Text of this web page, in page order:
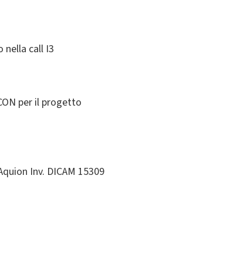
nella call I3
per il progetto
Inv. DICAM 15309